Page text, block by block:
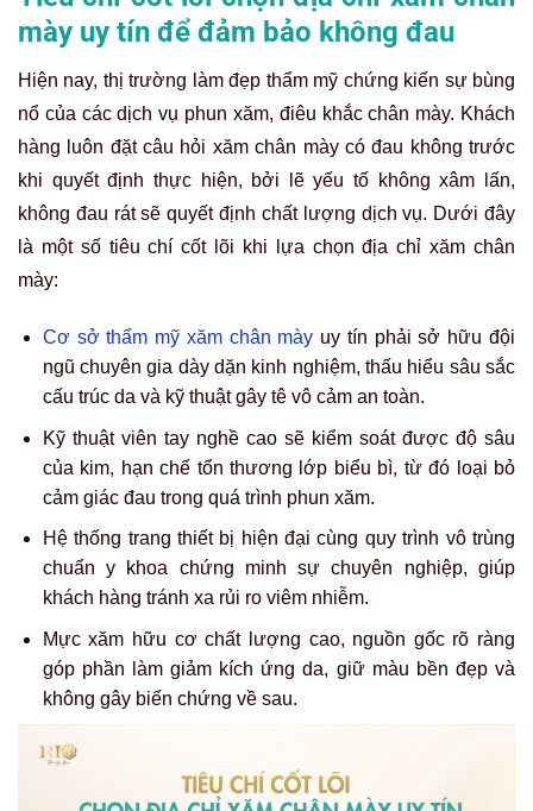
mày uy tín để đảm bảo không đau
Hiện nay, thị trường làm đẹp thẩm mỹ chứng kiến sự bùng
nổ của các dịch vụ phun xăm, điêu khắc chân mày. Khách
hàng luôn đặt câu hỏi xăm chân mày có đau không trước
khi quyết định thực hiện, bởi lẽ yếu tố không xâm lấn,
không đau rát sẽ quyết định chất lượng dịch vụ. Dưới đây
là một số tiêu chí cốt lõi khi lựa chọn địa chỉ xăm chân
mày:
Cơ sở thẩm mỹ xăm chân mày uy tín phải sở hữu đội
ngũ chuyên gia dày dặn kinh nghiệm, thấu hiểu sâu sắc
cấu trúc da và kỹ thuật gây tê vô cảm an toàn.
Kỹ thuật viên tay nghề cao sẽ kiểm soát được độ sâu
của kim, hạn chế tổn thương lớp biểu bì, từ đó loại bỏ
cảm giác đau trong quá trình phun xăm.
Hệ thống trang thiết bị hiện đại cùng quy trình vô trùng
chuẩn y khoa chứng minh sự chuyên nghiệp, giúp
khách hàng tránh xa rủi ro viêm nhiễm.
Mực xăm hữu cơ chất lượng cao, nguồn gốc rõ ràng
góp phần làm giảm kích ứng da, giữ màu bền đẹp và
không gây biến chứng về sau.